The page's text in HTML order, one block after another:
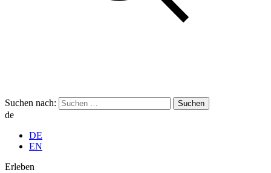
Suchen nach:
de
DE
EN
Erleben